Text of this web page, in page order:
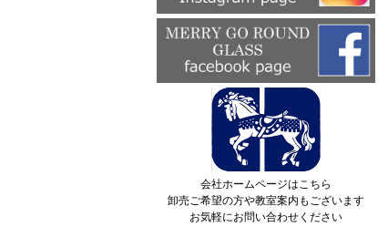
会社ホームページはこちら
卸売ご希望の方や教室案内もございます
お気軽にお問い合わせください